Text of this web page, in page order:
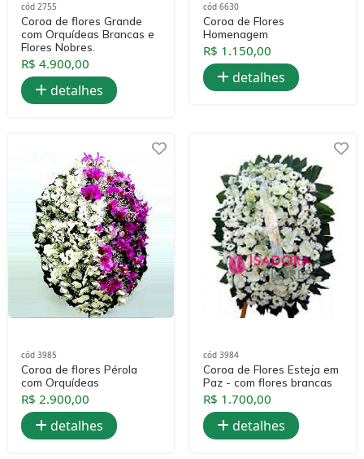
cód 2755
Coroa de flores Grande
com Orquídeas Brancas e
Flores Nobres.
R$ 4.900,00
detalhes
cód 6630
Coroa de Flores
Homenagem
R$ 1.150,00
detalhes
cód 3985
Coroa de flores Pérola
com Orquídeas
R$ 2.900,00
detalhes
cód 3984
Coroa de Flores Esteja em
Paz - com flores brancas
R$ 1.700,00
detalhes